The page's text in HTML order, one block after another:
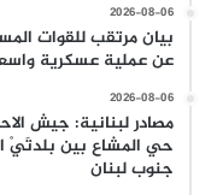
2026-08-06
بيان مرتقب للقوات
عن عملية عسكرية
2026-08-06
مصادر لبنانية: جيش
حي المشاع بين بلدتَيْ
جنوب لبنان